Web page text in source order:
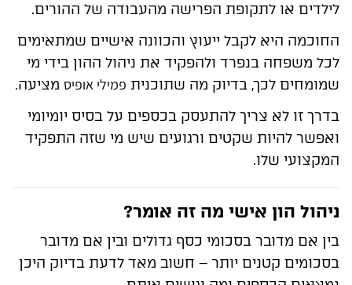
לילדים או לתקופת הפרישה מהעבודה של ההורים.
החוכמה היא לקבל ייעוץ והכוונה אישיים שמתאימים
לכל משפחה בנפרד ולהפקיד את ניהול ההון בידי מי
שמומחים לכך, בדיוק מה שתוכנית פמילי אופיס מציעה.
בדרך זו לא צריך להתעסק בכספים על בסיס יומיומי
ואפשר להיות שקטים ורגועים שיש מי שזה התפקיד
המקצועי שלו.
ניהול הון אישי מה זה אומר?
בין אם מדובר בסכומי כסף גדולים ובין אם מדובר
בסכומים קטנים יותר – חשוב מאד לדעת בדיוק היכן